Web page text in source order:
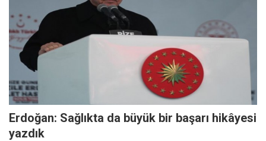
Erdoğan: Sağlıkta da büyük bir başarı hikâyesi
yazdık